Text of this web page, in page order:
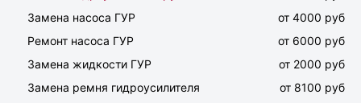
Замена насоса ГУР
от 4000 руб
Ремонт насоса ГУР
от 6000 руб
Замена жидкости ГУР
от 2000 руб
Замена ремня гидроусилителя
от 8100 руб